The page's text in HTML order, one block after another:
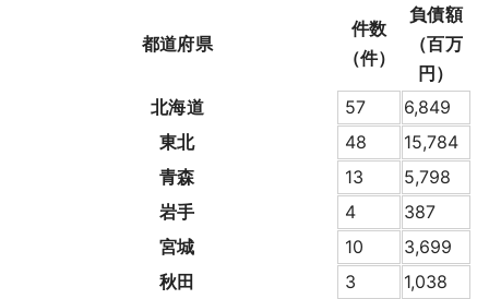
都道府県
件数
（件）
負債額
（百万
円）
北海道
57
6,849
東北
48
15,784
青森
13
5,798
岩手
4
387
宮城
10
3,699
秋田
3
1,038